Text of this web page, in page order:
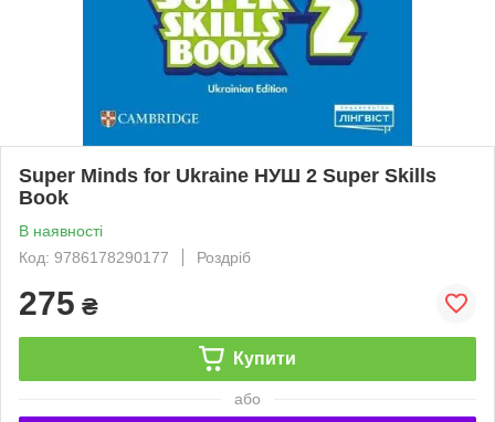
Super Minds for Ukraine НУШ 2 Super Skills
Book
В наявності
Код: 9786178290177
Роздріб
275 ₴
Купити
або